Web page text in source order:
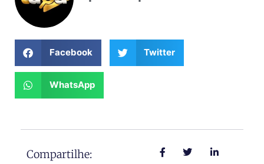
Facebook Twitter
WhatsApp
Compartilhe: